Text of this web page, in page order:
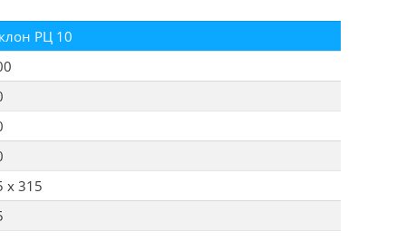
РЦ 10
х 315